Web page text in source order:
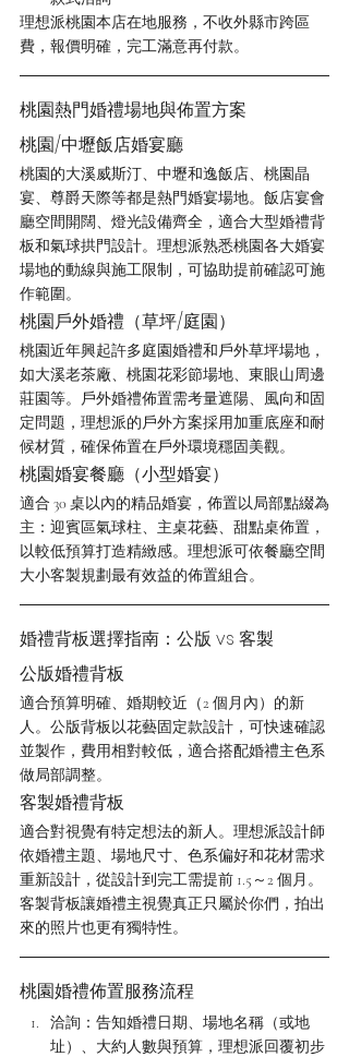
理想派桃園本店在地服務，不收外縣市跨區
費，報價明確，完工滿意再付款。
桃園熱門婚禮場地與佈置方案
桃園/中壢飯店婚宴廳
桃園的大溪威斯汀、中壢和逸飯店、桃園晶
宴、尊爵天際等都是熱門婚宴場地。飯店宴會
廳空間開闊、燈光設備齊全，適合大型婚禮背
板和氣球拱門設計。理想派熟悉桃園各大婚宴
場地的動線與施工限制，可協助提前確認可施
作範圍。
桃園戶外婚禮（草坪/庭園）
桃園近年興起許多庭園婚禮和戶外草坪場地，
如大溪老茶廠、桃園花彩節場地、東眼山周邊
莊園等。戶外婚禮佈置需考量遮陽、風向和固
定問題，理想派的戶外方案採用加重底座和耐
候材質，確保佈置在戶外環境穩固美觀。
桃園婚宴餐廳（小型婚宴）
適合 30 桌以內的精品婚宴，佈置以局部點綴為
主：迎賓區氣球柱、主桌花藝、甜點桌佈置，
以較低預算打造精緻感。理想派可依餐廳空間
大小客製規劃最有效益的佈置組合。
婚禮背板選擇指南：公版 vs 客製
公版婚禮背板
適合預算明確、婚期較近（2 個月內）的新
人。公版背板以花藝固定款設計，可快速確認
並製作，費用相對較低，適合搭配婚禮主色系
做局部調整。
客製婚禮背板
適合對視覺有特定想法的新人。理想派設計師
依婚禮主題、場地尺寸、色系偏好和花材需求
重新設計，從設計到完工需提前 1.5～2 個月。
客製背板讓婚禮主視覺真正只屬於你們，拍出
來的照片也更有獨特性。
桃園婚禮佈置服務流程
洽詢：告知婚禮日期、場地名稱（或地
址）、大約人數與預算，理想派回覆初步